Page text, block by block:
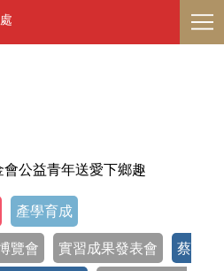
公益青年送愛下鄉趣
產學育成
覽會 實習成果發表會
蔡